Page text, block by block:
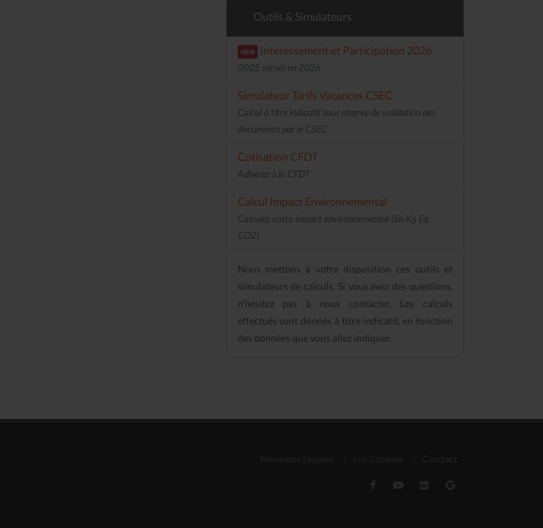
Outils & Simulateurs
new Intéressement et Participation 2026
2025 versés en 2026
Simulateur Tarifs Vacances CSEC
Calcul à titre indicatif sous réserve de validation des
documents par le CSEC
Cotisation CFDT
Adhérez à la CFDT
Calcul Impact Environnemental
Calculez votre impact environnemental (En Kg Eq.
CO2)
Nous mettons à votre disposition ces outils et
simulateurs de calculs. Si vous avez des questions,
n'hésitez pas à nous contacter. Les calculs
effectués sont donnés à titre indicatif, en fonction
des données que vous allez indiquer.